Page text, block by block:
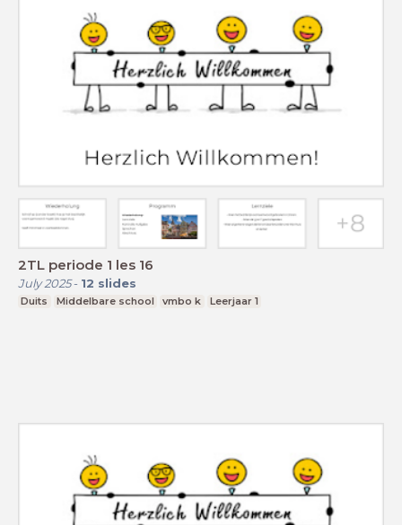
2TL periode 1 les 16
July 2025- 12 slides
Duits Middelbare school vmbo k Leerjaar 1